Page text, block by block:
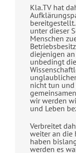
Kla.TV hat
unter dieser
Menschen
diejenigen an
unbedingt
nicht tun und
wir werden
und Leben
Verbreitet
weiter an die
haben
werden es